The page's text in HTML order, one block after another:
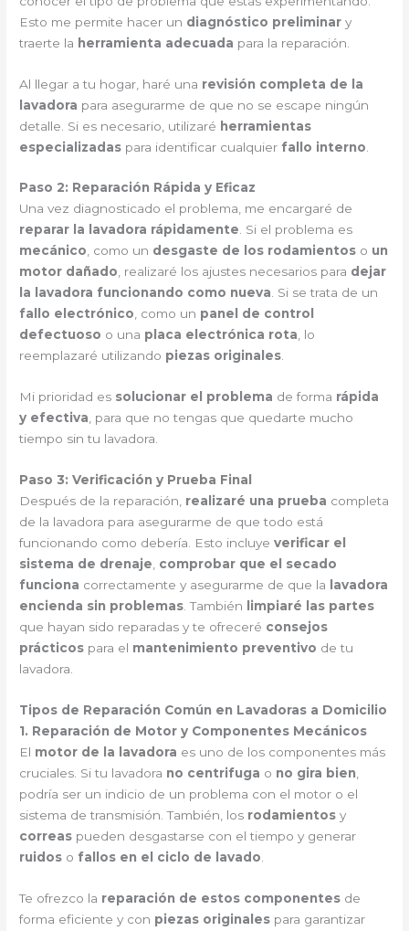
Esto me permite hacer un diagnóstico preliminar y
traerte la herramienta adecuada para la reparación.
Al llegar a tu hogar, haré una revisión completa de la
lavadora para asegurarme de que no se escape ningún
detalle. Si es necesario, utilizaré herramientas
especializadas para identificar cualquier fallo interno
Paso 2: Reparación Rápida y Eficaz
Una vez diagnosticado el problema, me encargaré de
reparar la lavadora rápidamente. Si el problema es
mecánico, como un desgaste de los rodamientos o un
motor dañado, realizaré los ajustes necesarios para dejar
la lavadora funcionando como nueva. Si se trata de un
fallo electrónico, como un panel de control
defectuoso o una placa electrónica rota, lo
reemplazaré utilizando piezas originales.
Mi prioridad es solucionar el problema de forma rápida
y efectiva, para que no tengas que quedarte mucho
tiempo sin tu lavadora.
Paso 3: Verificación y Prueba Final
Después de la reparación, realizaré una prueba completa
de la lavadora para asegurarme de que todo está
funcionando como debería. Esto incluyeverificar el
sistema de drenaje comprobar que el secado
funciona correctamente y asegurarme de que la
lavadora
encienda sin problemas . También
limpiaré las partes
que hayan sido reparadas y te ofreceré consejos
prácticos para el mantenimiento preventivo de tu
lavadora.
Tipos de Reparación Común en Lavadoras a Domicilio
1. Reparación de Motor y Componentes Mecánicos
El motor de la lavadora es uno de los componentes más
cruciales. Si tu lavadora no centrifuga o no gira bien
podría ser un indicio de un problema con el motor o el
sistema de transmisión. También, los rodamientos y
correas pueden desgastarse con el tiempo y generar
ruidos o fallos en el ciclo de lavado
Te ofrezco la reparación de estos componentes de
forma eficiente y con piezas originales para garantizar